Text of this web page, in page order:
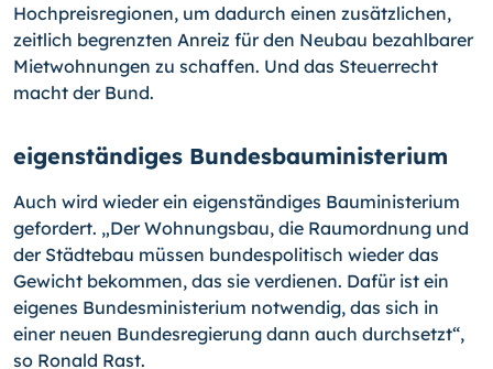
Hochpreisregionen, um dadurch einen zusätzlichen,
zeitlich begrenzten Anreiz für den Neubau bezahlbarer
Mietwohnungen zu schaffen. Und das Steuerrecht
macht der Bund.
eigenständiges Bundesbauministerium
Auch wird wieder ein eigenständiges Bauministerium
gefordert. „Der Wohnungsbau, die Raumordnung und
der Städtebau müssen bundespolitisch wieder das
Gewicht bekommen, das sie verdienen. Dafür ist ein
eigenes Bundesministerium notwendig, das sich in
einer neuen Bundesregierung dann auch durchsetzt“,
so Ronald Rast.